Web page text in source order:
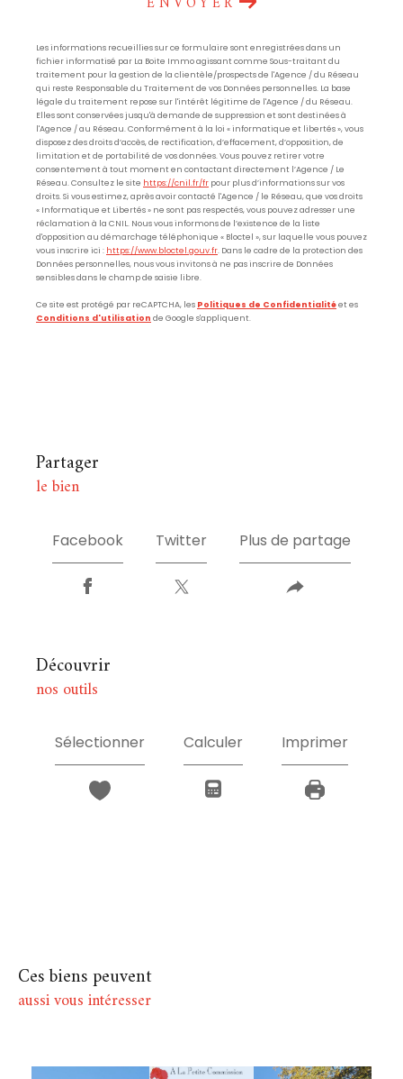
Les informations recueillies sur ce formulaire sont enregistrées dans un
fichier informatisé par La Boite Immo agissant comme Sous-traitant du
traitement pour la gestion de la clientèle/prospects de l'Agence / du Réseau
qui reste Responsable du Traitement de vos Données personnelles. La base
légale du traitement repose sur l'intérêt légitime de l'Agence / du Réseau.
Elles sont conservées jusqu'à demande de suppression et sont destinées à
l'Agence / au Réseau. Conformément à la loi « informatique et libertés », vous
disposez des droits d’accès, de rectification, d’effacement, d’opposition, de
limitation et de portabilité de vos données. Vous pouvez retirer votre
consentement à tout moment en contactant directement l’Agence / Le
Réseau. Consultez le site https://cnil.fr/fr pour plus d’informations sur vos
droits. Si vous estimez, après avoir contacté l'Agence / le Réseau, que vos droits
« Informatique et Libertés » ne sont pas respectés, vous pouvez adresser une
réclamation à la CNIL. Nous vous informons de l’existence de la liste
d'opposition au démarchage téléphonique « Bloctel », sur laquelle vous pouvez
vous inscrire ici : https://www.bloctel.gouv.fr. Dans le cadre de la protection des
Données personnelles, nous vous invitons à ne pas inscrire de Données
sensibles dans le champ de saisie libre.
Ce site est protégé par reCAPTCHA, les Politiques de Confidentialitéet es
Conditions d'utilisation de Google s'appliquent.
partager
le bien
Facebook Twitter Plus de partage
découvrir
nos outils
Sélectionner Calculer Imprimer
Ces biens peuvent
aussi vous intéresser